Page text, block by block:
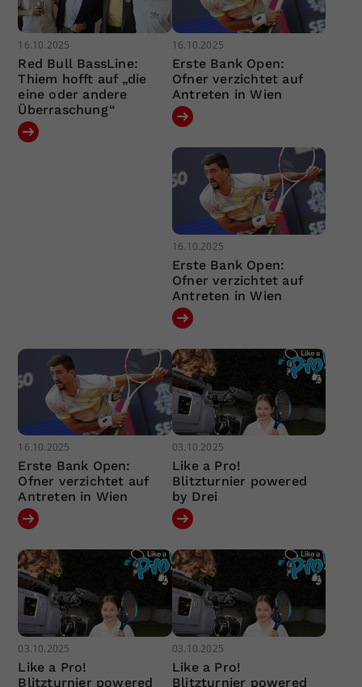
16.10.2025
Red Bull BassLine:
Thiem hofft auf „die
eine oder andere
Überraschung“
16.10.2025
Erste Bank Open:
Ofner verzichtet auf
Antreten in Wien
16.10.2025
Erste Bank Open:
Ofner verzichtet auf
Antreten in Wien
16.10.2025
Erste Bank Open:
Ofner verzichtet auf
Antreten in Wien
03.10.2025
Like a Pro!
Blitzturnier powered
by Drei
03.10.2025
Like a Pro!
Blitzturnier powered
03.10.2025
Like a Pro!
Blitzturnier powered